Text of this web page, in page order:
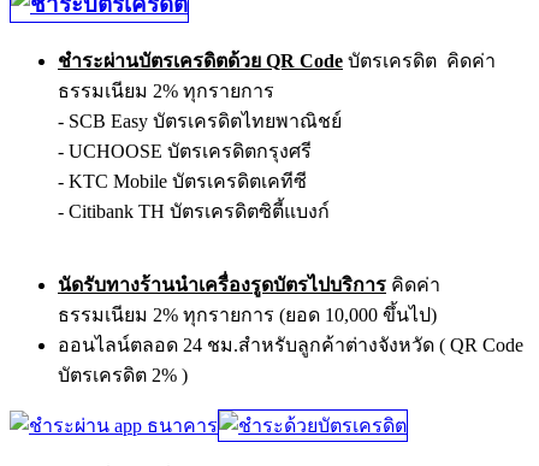
ชำระผ่านบัตรเครดิตด้วย QR Code บัตรเครดิต คิดค่า
ธรรมเนียม 2% ทุกรายการ
- SCB Easy บัตรเครดิตไทยพาณิชย์
- UCHOOSE บัตรเครดิตกรุงศรี
- KTC Mobile บัตรเครดิตเคทีซี
- Citibank TH บัตรเครดิตซิตี้แบงก์
นัดรับทางร้านนำเครื่องรูดบัตรไปบริการ คิดค่า
ธรรมเนียม 2% ทุกรายการ (ยอด 10,000 ขึ้นไป)
ออนไลน์ตลอด 24 ชม.สำหรับลูกค้าต่างจังหวัด ( QR Code
บัตรเครดิต 2% )